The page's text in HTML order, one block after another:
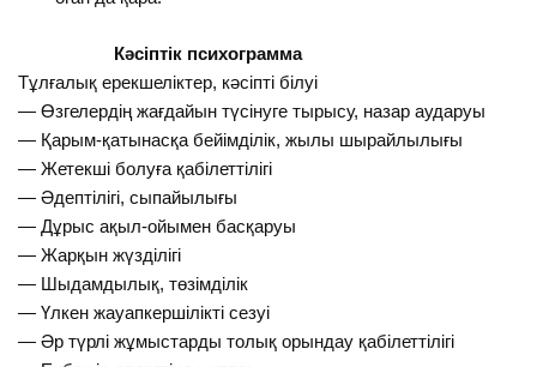
Кәсіптік психограмма
Тұлғалық ерекшеліктер, кәсіпті білуі
— Өзгелердің жағдайын түсінуге тырысу, назар аударуы
— Қарым-қатынасқа бейімділік, жылы шырайлылығы
— Жетекші болуға қабілеттілігі
— Әдептілігі, сыпайылығы
— Дұрыс ақыл-ойымен басқаруы
— Жарқын жүзділігі
— Шыдамдылық, төзімділік
— Үлкен жауапкершілікті сезуі
— Әр түрлі жұмыстарды толық орындау қабілеттілігі